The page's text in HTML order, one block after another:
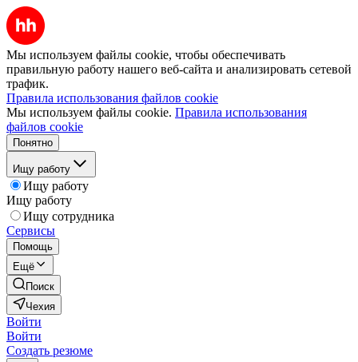
Мы используем файлы cookie, чтобы обеспечивать
правильную работу нашего веб-сайта и анализировать сетевой
трафик.
Правила использования файлов cookie
Мы используем файлы cookie. Правила использования
файлов cookie
Понятно
Ищу работу
Ищу работу
Ищу работу
Ищу сотрудника
Сервисы
Помощь
Ещё
Поиск
Чехия
Войти
Войти
Создать резюме